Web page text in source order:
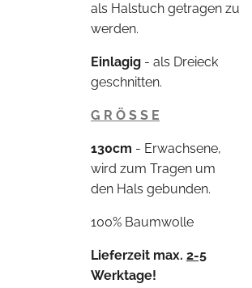
als Halstuch getragen zu
werden.
Einlagig - als Dreieck
geschnitten.
G R Ö S S E
130cm - Erwachsene,
wird zum Tragen um
den Hals gebunden.
100% Baumwolle
Lieferzeit max. 2-5
Werktage!